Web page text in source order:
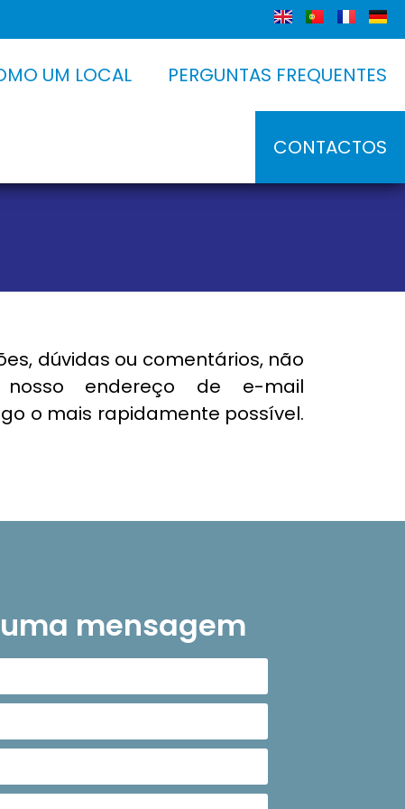
UM LOCAL PERGUNTAS FREQUENTES
CONTACTOS
dúvidas ou comentários, não
endereço de e-mail
o mais rapidamente possível.
mensagem